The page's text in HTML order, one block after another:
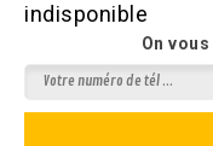
indisponible
On